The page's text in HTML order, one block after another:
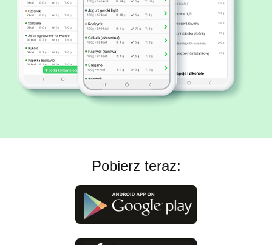
Pobierz teraz: